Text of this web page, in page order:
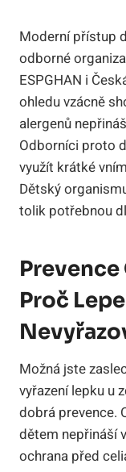
Moderní přístup
odborné
ESPGHAN i
ohledu vzácně
alergenů
Odborníci proto
využít krátké
Dětský
tolik potřebnou
Prevence
Proč
Možná jste
vyřazení lepku u
dobrá prevence.
dětem nepřináší
ochrana před